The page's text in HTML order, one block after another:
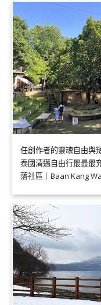
任創作者的靈魂自由與
泰國清邁自由行最最最
落社區｜Baan Kang